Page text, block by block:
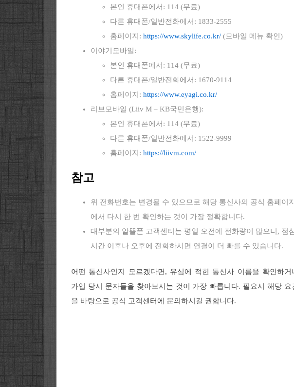
본인 휴대폰에서: 114 (무료)
다른 휴대폰/일반전화에서: 1833-2555
홈페이지: https://www.skylife.co.kr/ (모바일 메뉴 확인)
이야기모바일:
본인 휴대폰에서: 114 (무료)
다른 휴대폰/일반전화에서: 1670-9114
홈페이지: https://www.eyagi.co.kr/
리브모바일 (Liiv M – KB국민은행):
본인 휴대폰에서: 114 (무료)
다른 휴대폰/일반전화에서: 1522-9999
홈페이지: https://liivm.com/
참고
위 전화번호는 변경될 수 있으므로 해당 통신사의 공식 홈페이
에서 다시 한 번 확인하는 것이 가장 정확합니다.
대부분의 알뜰폰 고객센터는 평일 오전에 전화량이 많으니, 점
시간 이후나 오후에 전화하시면 연결이 더 빠를 수 있습니다.
어떤 통신사인지 모르겠다면, 유심에 적힌 통신사 이름을 확인하거
가입 당시 문자들을 찾아보시는 것이 가장 빠릅니다. 필요시 해당 요
을 바탕으로 공식 고객센터에 문의하시길 권합니다.